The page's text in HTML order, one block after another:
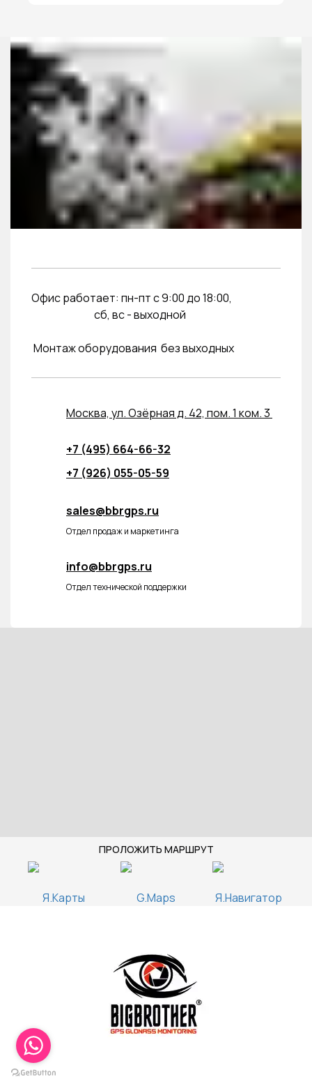
Офис работает: пн-пт с 9:00 до 18:00,
сб, вс - выходной
Монтаж оборудования без выходных
Москва, ул. Озёрная д. 42, пом. 1 ком. 3
+7 (495) 664-66-32
+7 (926) 055-05-59
sales@bbrgps.ru
Отдел продаж и маркетинга
info@bbrgps.ru
Отдел технической поддержки
ПРОЛОЖИТЬ МАРШРУТ
Я.Карты G.Maps Я.Навигатор